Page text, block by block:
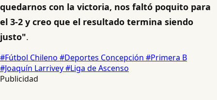
quedarnos con la victoria, nos faltó poquito para
el 3-2 y creo que el resultado termina siendo
justo".
#Fútbol Chileno #Deportes Concepción #Primera B
#Joaquín Larrivey#Liga de Ascenso
Publicidad